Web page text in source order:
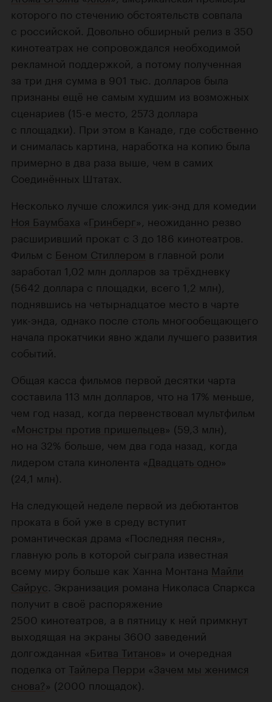
которого по стечению обстоятельств совпала
с российской. Довольно обширный релиз в 350
кинотеатрах не сопровождался необходимой
рекламной поддержкой, а потому полученная
за три дня сумма в 901 тыс. долларов была
признаны ещё не самым худшим из возможных
сценариев (15-е место, 2573 доллара
с площадки). При этом в Канаде, где собственно
и снималась картина, наработка на копию была
примерно в два раза выше, чем в самих
Соединённых Штатах.
Несколько лучше сложился уик-энд для комедии
Ноя Баумбаха «Гринберг», неожиданно резво
расширивший прокат с 3 до 186 кинотеатров.
Фильм с Беном Стиллером в главной роли
заработал 1,02 млн долларов за трёхдневку
(5642 доллара с площадки, всего 1,2 млн),
поднявшись на четырнадцатое место в чарте
уик-энда, однако после столь многообещающего
начала прокатчики явно ждали лучшего развития
событий.
Общая касса фильмов первой десятки чарта
составила 113 млн долларов, что на 17% меньше,
чем год назад, когда первенствовал мультфильм
«Монстры против пришельцев» (59,3 млн),
но на 32% больше, чем два года назад, когда
лидером стала кинолента «Двадцать одно»
(24,1 млн).
На следующей неделе первой из дебютантов
проката в бой уже в среду вступит
романтическая драма «Последняя песня»,
главную роль в которой сыграла известная
всему миру больше как Ханна Монтана Майли
Сайрус . Экранизация романа Николаса Спаркса
получит в своё распоряжение
2500 кинотеатров, а в пятницу к ней примкнут
выходящая на экраны 3600 заведений
долгожданная «Битва Титанов» и очередная
поделка от Тайлера Перри «Зачем мы женимся
снова?» (2000 площадок).